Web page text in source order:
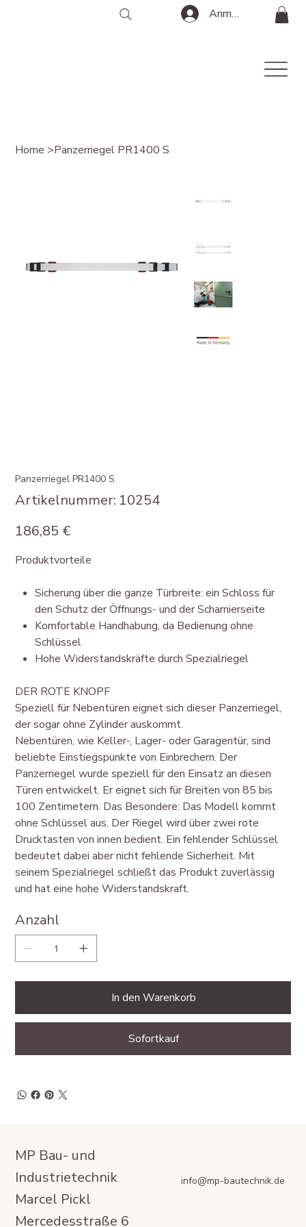
Anmelden
Home >Panzerriegel PR1400 S
Panzerriegel PR1400 S
Artikelnummer:
Artikelnummer:
10254
10254
186,85 €
Produktvorteile
Sicherung über die ganze Türbreite: ein Schloss für
den Schutz der Öffnungs- und der Scharnierseite
Komfortable Handhabung, da Bedienung ohne
Schlüssel
Hohe Widerstandskräfte durch Spezialriegel
DER ROTE KNOPF
Speziell für Nebentüren eignet sich dieser Panzerriegel,
der sogar ohne Zylinder auskommt.
Nebentüren, wie Keller-, Lager- oder Garagentür, sind
beliebte Einstiegspunkte von Einbrechern. Der
Panzerriegel wurde speziell für den Einsatz an diesen
Türen entwickelt. Er eignet sich für Breiten von 85 bis
100 Zentimetern. Das Besondere: Das Modell kommt
ohne Schlüssel aus. Der Riegel wird über zwei rote
Drucktasten von innen bedient. Ein fehlender Schlüssel
bedeutet dabei aber nicht fehlende Sicherheit. Mit
seinem Spezialriegel schließt das Produkt zuverlässig
und hat eine hohe Widerstandskraft.
Anzahl
In den Warenkorb
Sofortkauf
MP Bau- und
Industrietechnik
Marcel Pickl
Mercedesstraße 6
info@mp-bautechnik.de